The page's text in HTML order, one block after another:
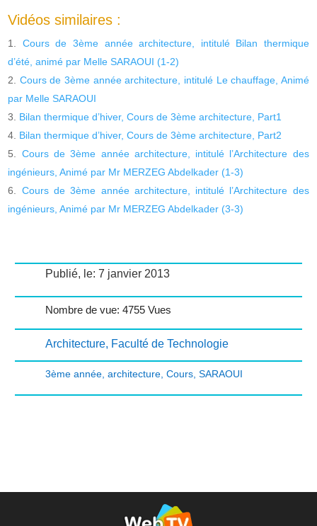
Vidéos similaires :
Cours de 3ème année architecture, intitulé Bilan thermique
d’été, animé par Melle SARAOUI (1-2)
Cours de 3ème année architecture, intitulé Le chauffage, Animé
par Melle SARAOUI
Bilan thermique d’hiver, Cours de 3ème architecture, Part1
Bilan thermique d’hiver, Cours de 3ème architecture, Part2
Cours de 3ème année architecture, intitulé l’Architecture des
ingénieurs, Animé par Mr MERZEG Abdelkader (1-3)
Cours de 3ème année architecture, intitulé l’Architecture des
ingénieurs, Animé par Mr MERZEG Abdelkader (3-3)
Publié, le: 7 janvier 2013
Nombre de vue: 4755 Vues
Architecture, Faculté de Technologie
3ème année, architecture, Cours, SARAOUI